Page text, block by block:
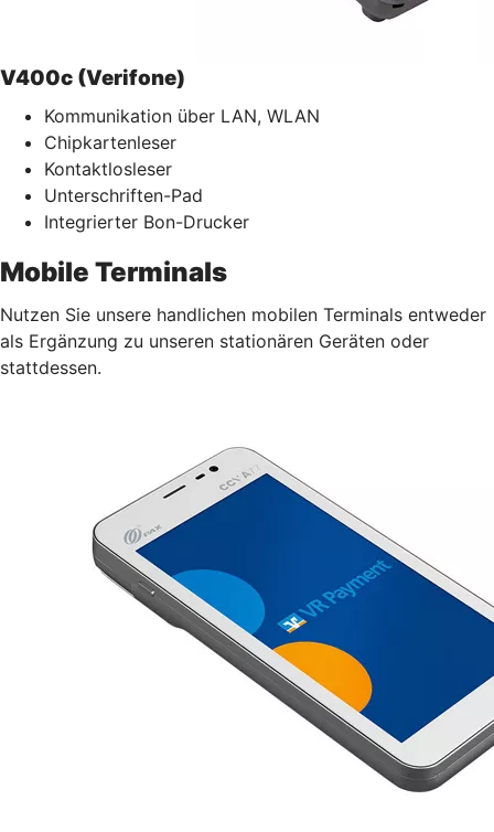
V400c (Verifone)
Kommunikation über LAN, WLAN
Chipkartenleser
Kontaktlosleser
Unterschriften-Pad
Integrierter Bon-Drucker
Mobile Terminals
Nutzen Sie unsere handlichen mobilen Terminals entweder
als Ergänzung zu unseren stationären Geräten oder
stattdessen.